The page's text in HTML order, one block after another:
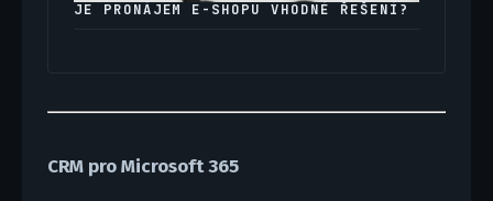
JE PRONÁJEM E-SHOPU VHODNÉ ŘEŠENÍ?
CRM pro Microsoft 365